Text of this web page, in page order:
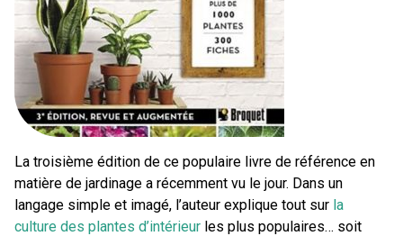
La troisième édition de ce populaire livre de référence en
matière de jardinage a récemment vu le jour. Dans un
langage simple et imagé, l’auteur explique tout sur la
culture des plantes d’intérieur les plus populaires… soit